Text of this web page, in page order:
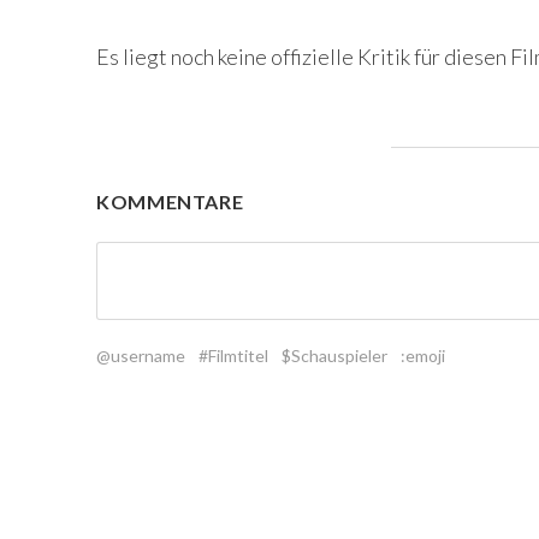
Es liegt noch keine offizielle Kritik für diesen
KOMMENTARE
@username #Filmtitel $Schauspieler :emoji